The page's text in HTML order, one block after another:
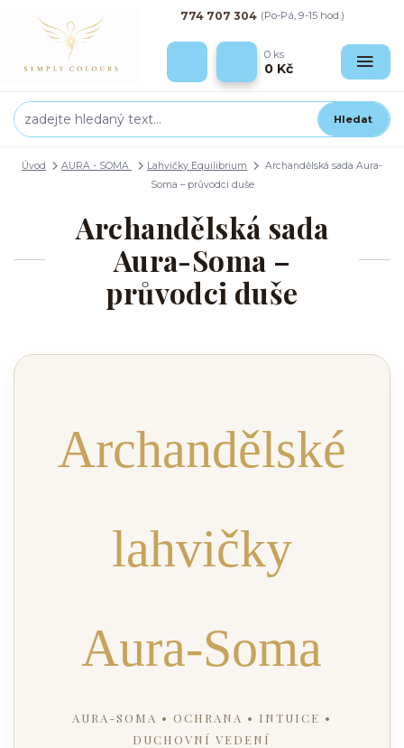
Hledat
774 707 304 (Po-Pá, 9-15 hod.)
0 ks
0 Kč
Úvod AURA - SOMA Lahvičky Equilibrium
Archandělská sada Aura-
Soma – průvodci duše
Archandělská sada
Aura-Soma –
průvodci duše
Archandělské
lahvičky
Aura-Soma
AURA-SOMA • OCHRANA • INTUICE •
DUCHOVNÍ VEDENÍ